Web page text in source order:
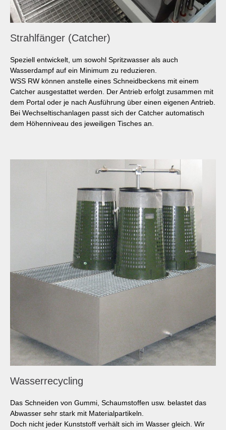
Strahlfänger (Catcher)
Speziell entwickelt, um sowohl Spritzwasser als auch
Wasserdampf auf ein Minimum zu reduzieren.
WSS RW können anstelle eines Schneidbeckens mit einem
Catcher ausgestattet werden. Der Antrieb erfolgt zusammen mit
dem Portal oder je nach Ausführung über einen eigenen Antrieb.
Bei Wechseltischanlagen passt sich der Catcher automatisch
dem Höhenniveau des jeweiligen Tisches an.
Wasserrecycling
Das Schneiden von Gummi, Schaumstoffen usw. belastet das
Abwasser sehr stark mit Materialpartikeln.
Doch nicht jeder Kunststoff verhält sich im Wasser gleich. Wir